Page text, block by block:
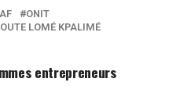
ONIT
LOMÉ KPALIMÉ
entrepreneurs